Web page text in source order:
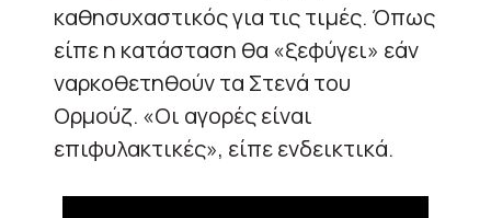
καθησυχαστικός για τις τιμές. Όπως
είπε η κατάσταση θα «ξεφύγει» εάν
ναρκοθετηθούν τα Στενά του
Ορμούζ. «Οι αγορές είναι
επιφυλακτικές», είπε ενδεικτικά.